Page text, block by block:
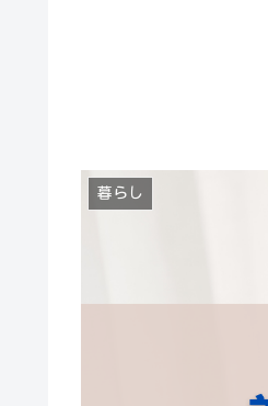
暮らし